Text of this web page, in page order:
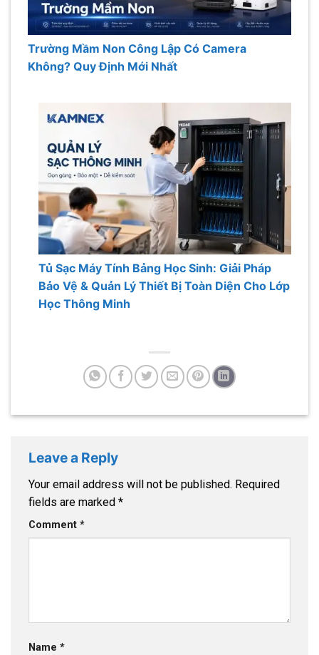
Trường Mầm Non Công Lập Có Camera
Không? Quy Định Mới Nhất
Tủ Sạc Máy Tính Bảng Học Sinh: Giải Pháp
Bảo Vệ & Quản Lý Thiết Bị Toàn Diện Cho Lớp
Học Thông Minh
Leave a Reply
Your email address will not be published. Required
fields are marked *
Comment *
Name *